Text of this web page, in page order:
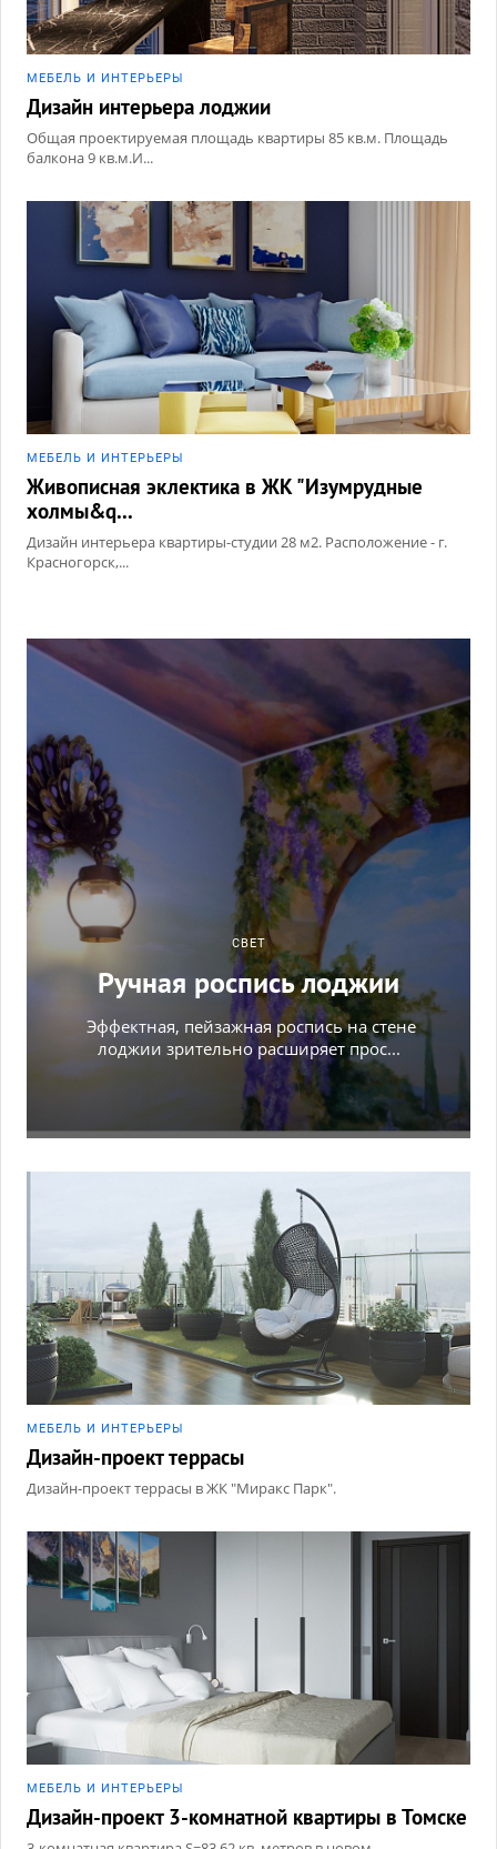
МЕБЕЛЬ И ИНТЕРЬЕРЫ
Дизайн интерьера лоджии
Общая проектируемая площадь квартиры 85 кв.м. Площадь
балкона 9 кв.м.И...
МЕБЕЛЬ И ИНТЕРЬЕРЫ
Живописная эклектика в ЖК "Изумрудные
холмы&q...
Дизайн интерьера квартиры-студии 28 м2. Расположение - г.
Красногорск,...
СВЕТ
Ручная роспись лоджии
Эффектная, пейзажная роспись на стене
лоджии зрительно расширяет прос...
МЕБЕЛЬ И ИНТЕРЬЕРЫ
Дизайн-проект террасы
Дизайн-проект террасы в ЖК "Миракс Парк".
МЕБЕЛЬ И ИНТЕРЬЕРЫ
Дизайн-проект 3-комнатной квартиры в Томске